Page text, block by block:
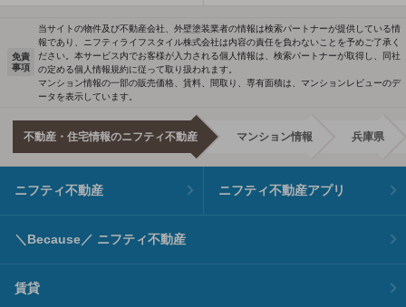
免責
事項
当サイトの物件及び不動産会社、外壁塗装業者の情報は検索パートナーが提供している情
報であり、ニフティライフスタイル株式会社は内容の責任を負わないことを予めご了承く
ださい。本サービス内でお客様が入力される個人情報は、検索パートナーが取得し、同社
の定める個人情報規約に従って取り扱われます。
マンション情報の一部の販売価格、賃料、間取り、専有面積は、マンションレビューのデ
ータを表示しています。
不動産・住宅情報のニフティ不動産 マンション情報 兵庫県
ニフティ不動産 ニフティ不動産アプリ
＼Because／ ニフティ不動産
賃貸